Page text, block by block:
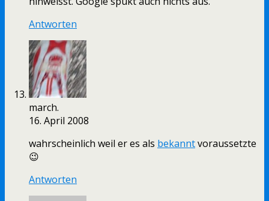
Antworten
march.
16. April 2008
wahrscheinlich weil er es als bekanntvoraussetzte
😉
Antworten